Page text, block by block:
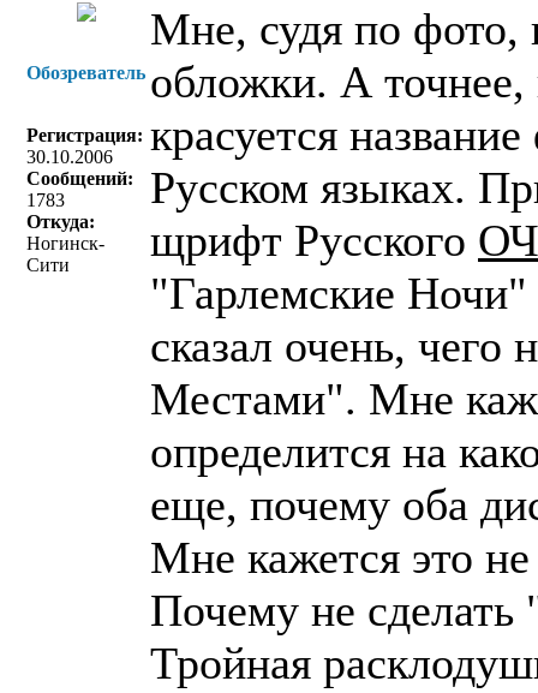
Обозреватель
Регистрация:
30.10.2006
Сообщений:
1783
Откуда:
Ногинск-
Сити
Мне, судя по фото,
обложки. А точнее,
красуется
Русском языках.
щрифт Русского
"Гарлемские
сказал очень,
Местами". Мне
определится на
еще, почему оба
Мне кажется это
Почему не
Тройная